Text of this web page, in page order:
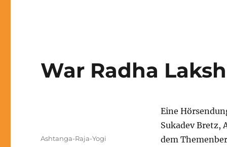
War Radha
Eine
Sukadev Bretz,
dem
Autor
Ashtanga-Raja-Yogi